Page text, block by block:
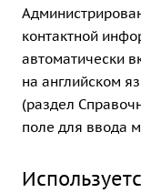
контактной
автоматически
на английском
(раздел
поле для ввода